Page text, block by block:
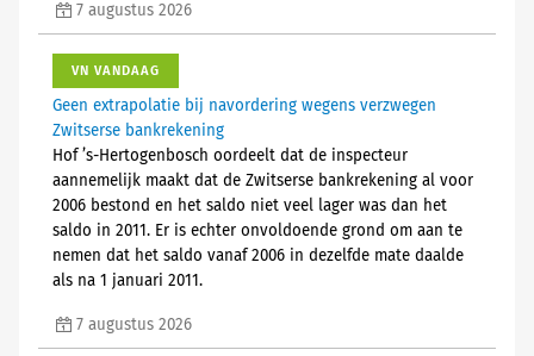
7 augustus 2026
VN VANDAAG
Geen extrapolatie bij navordering wegens verzwegen
Zwitserse bankrekening
Hof ’s-Hertogenbosch oordeelt dat de inspecteur
aannemelijk maakt dat de Zwitserse bankrekening al voor
2006 bestond en het saldo niet veel lager was dan het
saldo in 2011. Er is echter onvoldoende grond om aan te
nemen dat het saldo vanaf 2006 in dezelfde mate daalde
als na 1 januari 2011.
7 augustus 2026